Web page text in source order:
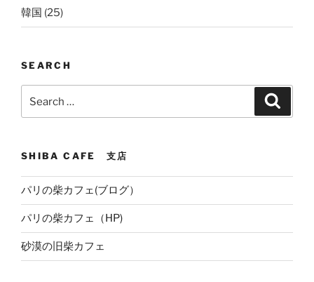
韓国 (25)
SEARCH
SHIBA CAFE 支店
パリの柴カフェ(ブログ）
パリの柴カフェ（HP)
砂漠の旧柴カフェ